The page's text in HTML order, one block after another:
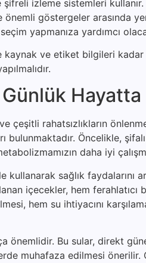
izleme sistemleri kullanır.
göstergeler arasında
yapmanıza yardımcı
ve etiket bilgileri
Hayatta
çeşitli rahatsızlıkların
bulunmaktadır. Öncelikle,
daha iyi
kullanarak sağlık
içecekler, hem
hem su ihtiyacını
önemlidir. Bu sular, direkt
muhafaza edilmesi